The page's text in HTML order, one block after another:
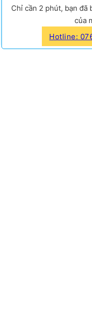
Chỉ cần 2 phút, bạn đã
của
Hotline: